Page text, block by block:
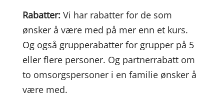
Rabatter:Vi har rabatter for de som
ønsker å være med på mer enn et kurs.
Og også grupperabatter for grupper på 5
eller flere personer. Og partnerrabatt om
to omsorgspersoner i en familie ønsker å
være med.